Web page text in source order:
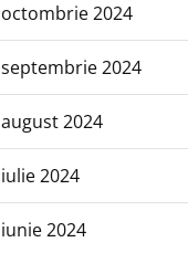
octombrie 2024
septembrie 2024
august 2024
iulie 2024
iunie 2024